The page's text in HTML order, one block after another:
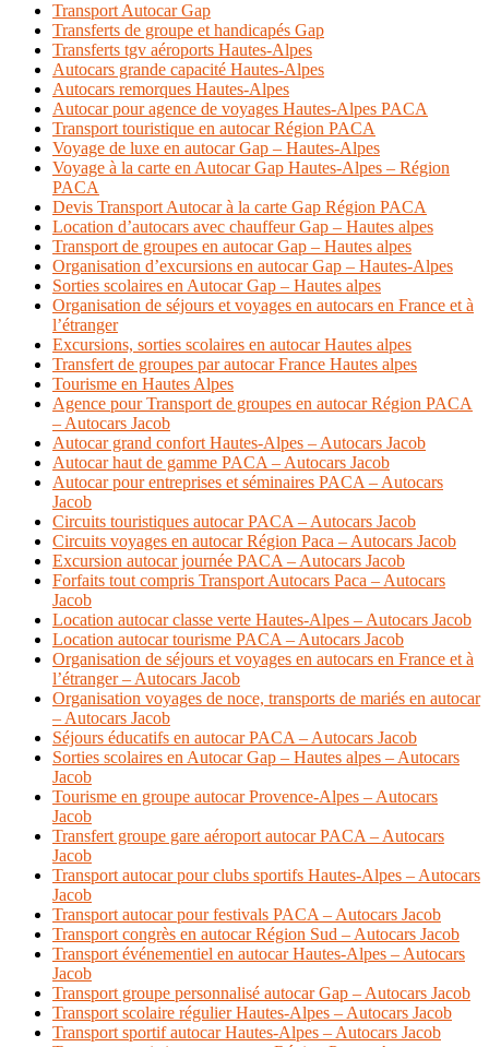
Transport Autocar Gap
Transferts de groupe et handicapés Gap
Transferts tgv aéroports Hautes-Alpes
Autocars grande capacité Hautes-Alpes
Autocars remorques Hautes-Alpes
Autocar pour agence de voyages Hautes-Alpes PACA
Transport touristique en autocar Région PACA
Voyage de luxe en autocar Gap – Hautes-Alpes
Voyage à la carte en Autocar Gap Hautes-Alpes – Région
PACA
Devis Transport Autocar à la carte Gap Région PACA
Location d’autocars avec chauffeur Gap – Hautes alpes
Transport de groupes en autocar Gap – Hautes alpes
Organisation d’excursions en autocar Gap – Hautes-Alpes
Sorties scolaires en Autocar Gap – Hautes alpes
Organisation de séjours et voyages en autocars en France et à
l’étranger
Excursions, sorties scolaires en autocar Hautes alpes
Transfert de groupes par autocar France Hautes alpes
Tourisme en Hautes Alpes
Agence pour Transport de groupes en autocar Région PACA
– Autocars Jacob
Autocar grand confort Hautes-Alpes – Autocars Jacob
Autocar haut de gamme PACA – Autocars Jacob
Autocar pour entreprises et séminaires PACA – Autocars
Jacob
Circuits touristiques autocar PACA – Autocars Jacob
Circuits voyages en autocar Région Paca – Autocars Jacob
Excursion autocar journée PACA – Autocars Jacob
Forfaits tout compris Transport Autocars Paca – Autocars
Jacob
Location autocar classe verte Hautes-Alpes – Autocars Jacob
Location autocar tourisme PACA – Autocars Jacob
Organisation de séjours et voyages en autocars en France et à
l’étranger – Autocars Jacob
Organisation voyages de noce, transports de mariés en autocar
– Autocars Jacob
Séjours éducatifs en autocar PACA – Autocars Jacob
Sorties scolaires en Autocar Gap – Hautes alpes – Autocars
Jacob
Tourisme en groupe autocar Provence-Alpes – Autocars
Jacob
Transfert groupe gare aéroport autocar PACA – Autocars
Jacob
Transport autocar pour clubs sportifs Hautes-Alpes – Autocars
Jacob
Transport autocar pour festivals PACA – Autocars Jacob
Transport congrès en autocar Région Sud – Autocars Jacob
Transport événementiel en autocar Hautes-Alpes – Autocars
Jacob
Transport groupe personnalisé autocar Gap – Autocars Jacob
Transport scolaire régulier Hautes-Alpes – Autocars Jacob
Transport sportif autocar Hautes-Alpes – Autocars Jacob